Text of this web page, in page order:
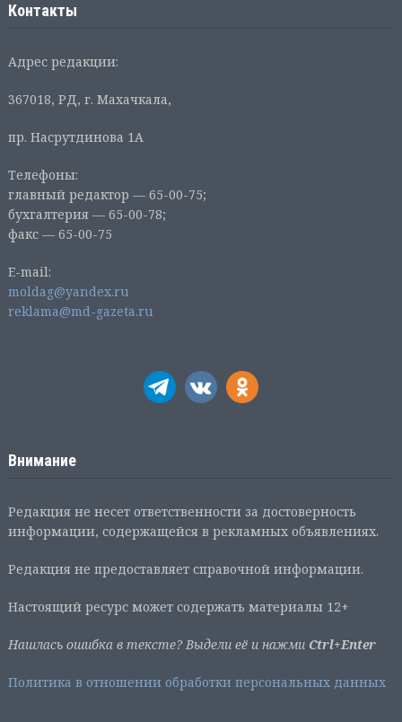
Контакты
Адрес редакции:
367018, РД, г. Махачкала,
пр. Насрутдинова 1А
Телефоны:
главный редактор — 65-00-75;
бухгалтерия — 65-00-78;
факс — 65-00-75
E-mail:
moldag@yandex.ru
reklama@md-gazeta.ru
Внимание
Редакция не несет ответственности за достоверность
информации, содержащейся в рекламных объявлениях.
Редакция не предоставляет справочной информации.
Настоящий ресурс может содержать материалы 12+
Нашлась ошибка в тексте? Выдели её и нажми Ctrl+Enter
Политика в отношении обработки персональных данных